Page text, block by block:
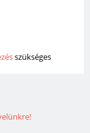
szükséges